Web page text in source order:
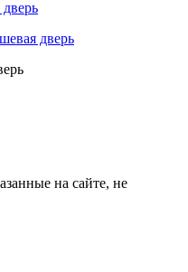
на сайте, не